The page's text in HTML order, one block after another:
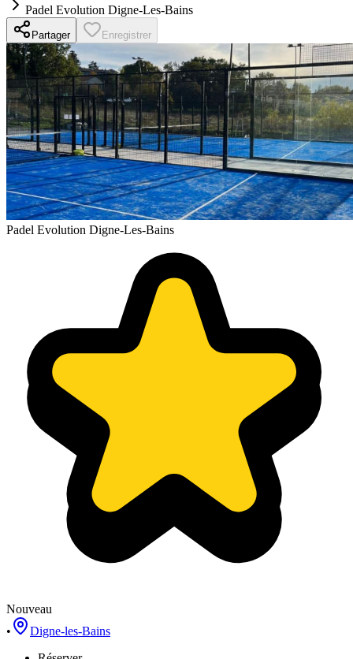
Padel Evolution Digne-Les-Bains
Partager Enregistrer
Padel Evolution Digne-Les-Bains
Nouveau
•
Digne-les-Bains